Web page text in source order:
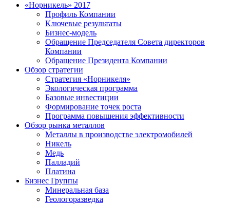
«Норникель» 2017
Профиль Компании
Ключевые результаты
Бизнес-модель
Обращение Председателя Совета директоров
Компании
Обращение Президента Компании
Обзор стратегии
Стратегия «Норникеля»
Экологическая программа
Базовые инвестиции
Формирование точек роста
Программа повышения эффективности
Обзор рынка металлов
Металлы в производстве электромобилей
Никель
Медь
Палладий
Платина
Бизнес Группы
Минеральная база
Геологоразведка